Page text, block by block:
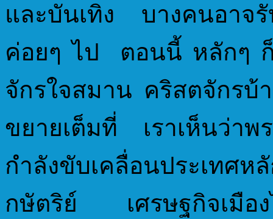
และบันเทิง บางคนอาจ
ค่อยๆ ไป ตอนนี้ หลักๆ
จักรใจสมาน คริสตจักร
ขยายเต็มที่ เราเห็นว่าพ
กำลังขับเคลื่อนประเทศห
กษัตริย์ เศรษฐกิจเมือ